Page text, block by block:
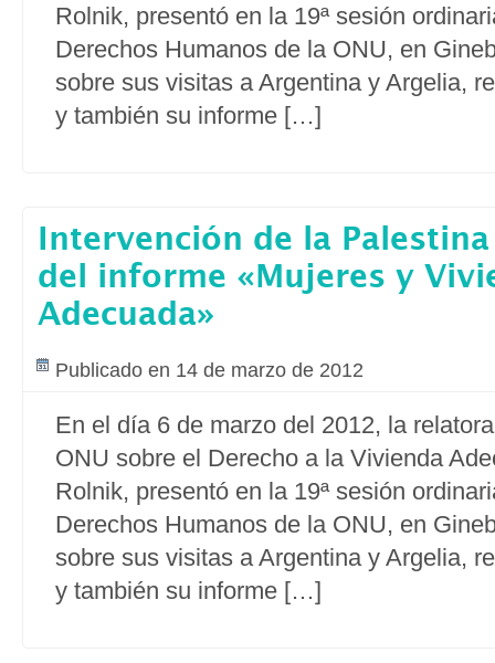
Rolnik, presentó en la 19ª sesión
Derechos Humanos de la ONU, en
sobre sus visitas a Argentina y Argelia,
y también su informe […]
Intervención de la
del informe «Mujeres y
Adecuada»
Publicado en 14 de marzo de 2012
En el día 6 de marzo del 2012, la
ONU sobre el Derecho a la Vivienda
Rolnik, presentó en la 19ª sesión
Derechos Humanos de la ONU, en
sobre sus visitas a Argentina y Argelia,
y también su informe […]